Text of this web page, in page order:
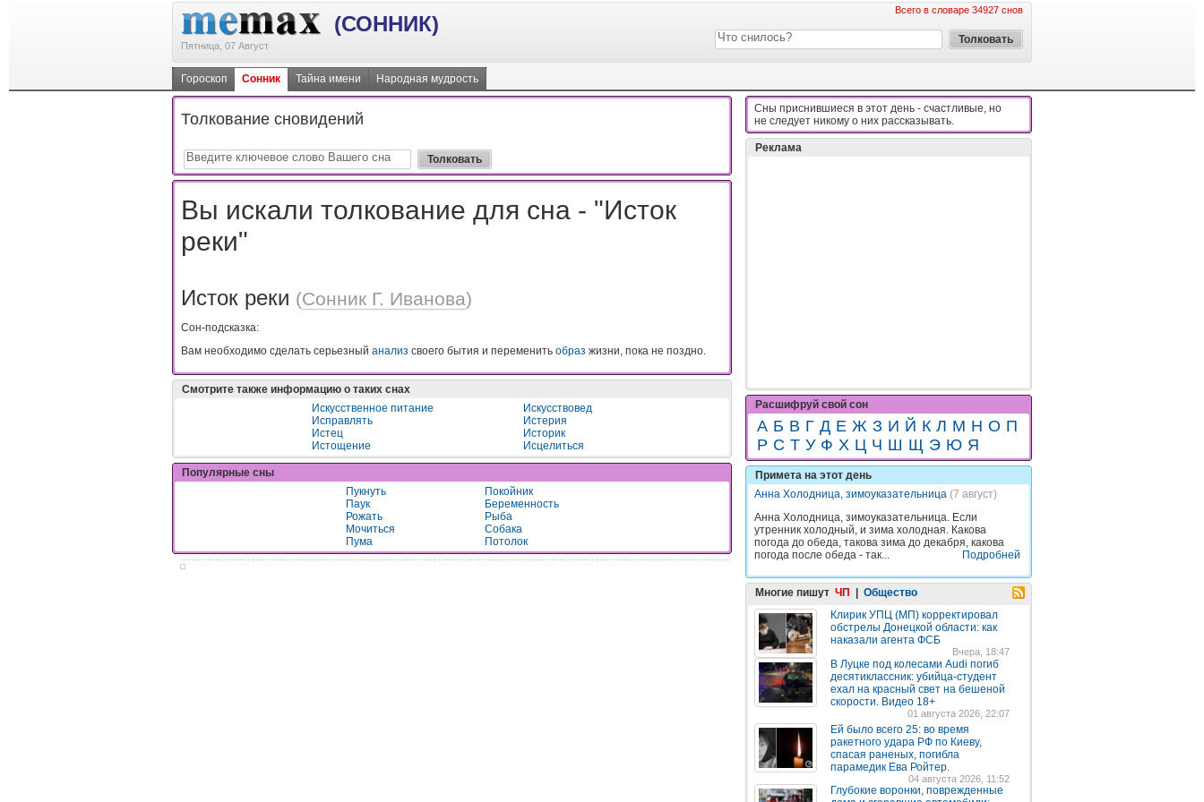
(СОННИК)
Пятница, 07 Август
Всего в словаре 34927 снов
Гороскоп Сонник Тайна имени Народная мудрость
Толкование сновидений
Вы искали толкование для сна - "Исток
реки"
Исток реки (Сонник Г. Иванова)
Сон-подсказка:
Вам необходимо сделать серьезный анализ своего бытия и переменить образ жизни, пока не поздно.
Смотрите также информацию о таких снах
Искусственное питание
Искусствовед
Исправлять
Истерия
Истец
Историк
Истощение
Исцелиться
Популярные сны
Пукнуть
Покойник
Паук
Беременность
Рожать
Рыба
Мочиться
Собака
Пума
Потолок
Сны приснившиеся в этот день - cчacтливыe, нo
нe cлeдyeт никoмy o ниx paccкaзывaть.
Реклама
Расшифруй свой сон
А Б В Г Д Е Ж З И Й К Л М Н О П
Р С Т У Ф Х Ц Ч Ш Щ Э Ю Я
Примета на этот день
Анна Холодница, зимоуказательница (7 август)
Анна Холодница, зимоуказательница. Если
утренник холодный, и зима холодная. Какова
погода до обеда, такова зима до декабря, какова
погода после обеда - так...
Подробней
Многие пишут ЧП | Общество
Клирик УПЦ (МП) корректировал
обстрелы Донецкой области: как
наказали агента ФСБ
Вчера, 18:47
В Луцке под колесами Audi погиб
десятиклассник: убийца-студент
ехал на красный свет на бешеной
скорости. Видео 18+
01 августа 2026, 22:07
Ей было всего 25: во время
ракетного удара РФ по Киеву,
спасая раненых, погибла
парамедик Ева Ройтер.
04 августа 2026, 11:52
Глубокие воронки, поврежденные